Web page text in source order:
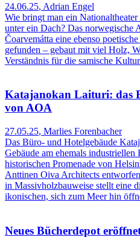
24.06.25, Adrian Engel
Wie bringt man ein
unter ein Dach? Das norwegische
Čoarvemátta eine ebenso
gefunden – gebaut mit viel Holz,
Verständnis für die samische
Katajanokan Laituri: das
von AOA
27.05.25, Marlies Forenbacher
Das Büro- und Hotelgebäude
Gebäude am ehemals
historischen Promenade von
Anttinen Oiva Architects
in Massivholzbauweise stellt eine
ikonischen, sich zum Meer hin
Neues Bücherdepot